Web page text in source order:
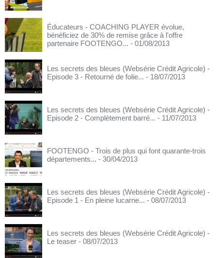
Éducateurs - COACHING PLAYER évolue,
bénéficiez de 30% de remise grâce à l'offre
partenaire FOOTENGO... - 01/08/2013
Les secrets des bleues (Websérie Crédit Agricole) -
Episode 3 - Retourné de folie... - 18/07/2013
Les secrets des bleues (Websérie Crédit Agricole) -
Episode 2 - Complètement barré... - 11/07/2013
FOOTENGO - Trois de plus qui font quarante-trois
départements... - 30/04/2013
Les secrets des bleues (Websérie Crédit Agricole) -
Episode 1 - En pleine lucarne... - 08/07/2013
Les secrets des bleues (Websérie Crédit Agricole) -
Le teaser - 08/07/2013